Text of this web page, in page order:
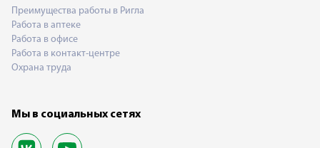
Преимущества работы в Ригла
Работа в аптеке
Работа в офисе
Работа в контакт-центре
Охрана труда
Мы в социальных сетях